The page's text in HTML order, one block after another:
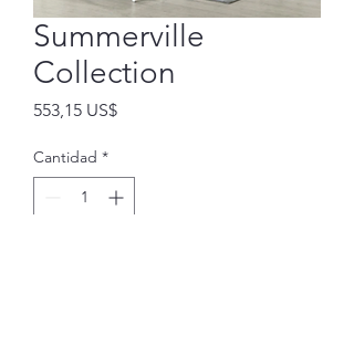
Summerville
Collection
553,15 US$Precio
Cantidad *